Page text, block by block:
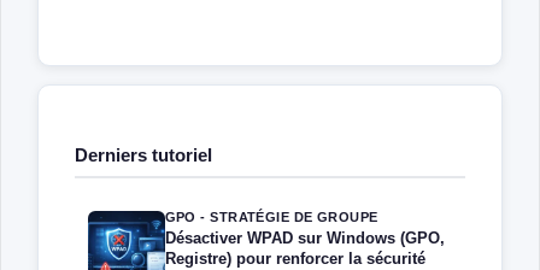
Derniers tutoriel
GPO - STRATÉGIE DE GROUPE
Désactiver WPAD sur Windows (GPO,
Registre) pour renforcer la sécurité